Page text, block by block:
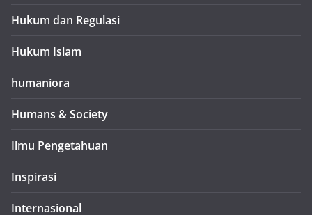
Hukum dan Regulasi
Hukum Islam
humaniora
Humans & Society
Ilmu Pengetahuan
Inspirasi
Internasional